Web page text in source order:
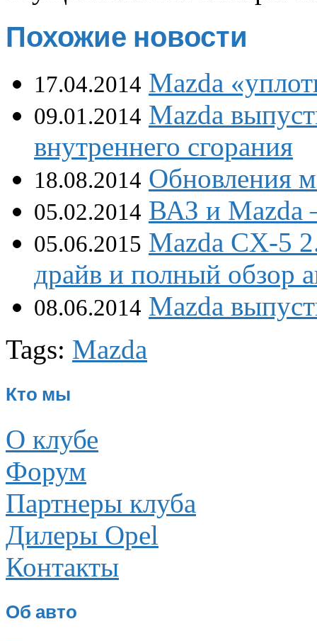
Похожие новости
17.04.2014 Mazda
09.01.2014 Mazda
внутреннего сгорания
18.08.2014 Обновления
05.02.2014 ВАЗ и Mazda
05.06.2015 Mazda CX-5
драйв и полный обзор
08.06.2014 Mazda
Tags: Mazda
Кто мы
О клубе
Форум
Партнеры клуба
Дилеры Opel
Контакты
Об авто